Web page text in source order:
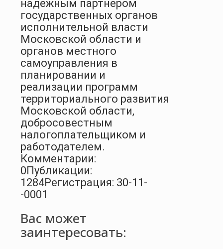
надежным партнером
государственных органов
исполнительной власти
Московской области и
органов местного
самоуправления в
планировании и
реализации программ
территориального развития
Московской области,
добросовестным
налогоплательщиком и
работодателем.
Комментарии:
0Публикации:
1284Регистрация: 30-11-
-0001
Вас может
заинтересовать: